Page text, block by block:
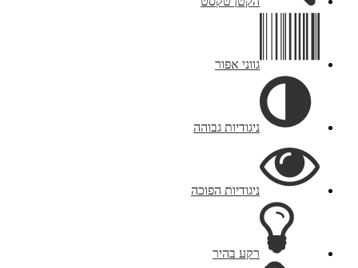
גווני אפור
ניגודיות גבוהה
ניגודיות הפוכה
רקע בהיר